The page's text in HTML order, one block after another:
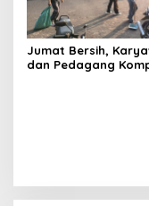
Jumat Bersih,
dan Pedagang